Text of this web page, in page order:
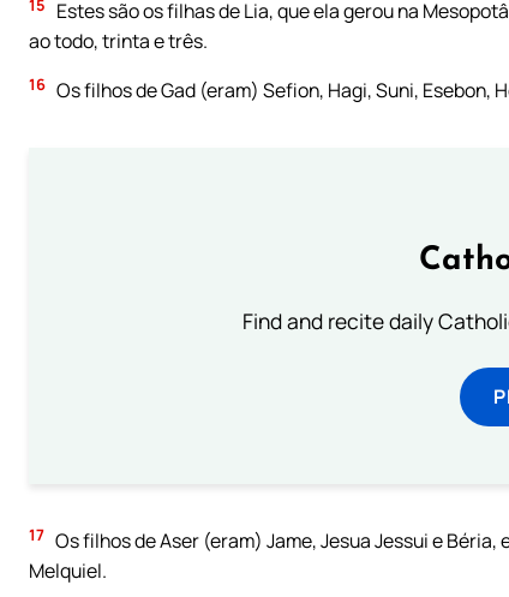
15
Estes são os filhas de Lia, que ela gerou na
ao todo, trinta e três.
16 Os filhos de Gad (eram) Sefion, Hagi, Suni, Esebon,
Find and recite daily
17 Os filhos de Aser (eram) Jame, Jesua Jessui e
Melquiel.